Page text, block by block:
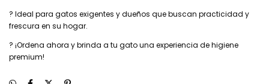
? Ideal para gatos exigentes y dueños que buscan practicidad y
frescura en su hogar.
? ¡Ordena ahora y brinda a tu gato una experiencia de higiene
premium!